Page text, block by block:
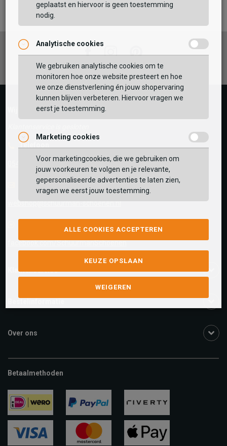
TOEVOEGEN AAN WINKELTAS
GEBRUIK MIJN LOCATIE
Zoek op postcode of gebruik jouw locatie om de
voorraad in een van onze winkels te bekijken.
BEKIJK WINKELTAS
VERDER WINKELEN
Vaak samen gekocht met
Wij helpen je graag!
Telefoon
0545-280081
E-mail Antwoord binnen 24 uur
webshop@schuurman-schoenen.nl
facebook.com/SchuurmanSchoenen
Klantenservice
Over ons
Betaalmethoden
ideal paypal riverty
geplaatst en hiervoor is geen toestemming
nodig.
Analytische cookies
We gebruiken analytische cookies om te
monitoren hoe onze website presteert en hoe
we onze dienstverlening én jouw shopervaring
kunnen blijven verbeteren. Hiervoor vragen we
eerst je toestemming.
Marketing cookies
Voor marketingcookies, die we gebruiken om
jouw voorkeuren te volgen en je relevante,
gepersonaliseerde advertenties te laten zien,
vragen we eerst jouw toestemming.
ALLE COOKIES ACCEPTEREN
KEUZE OPSLAAN
WEIGEREN